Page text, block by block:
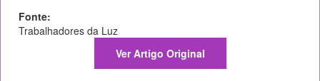
Fonte:
Trabalhadores da Luz
Ver Artigo Original